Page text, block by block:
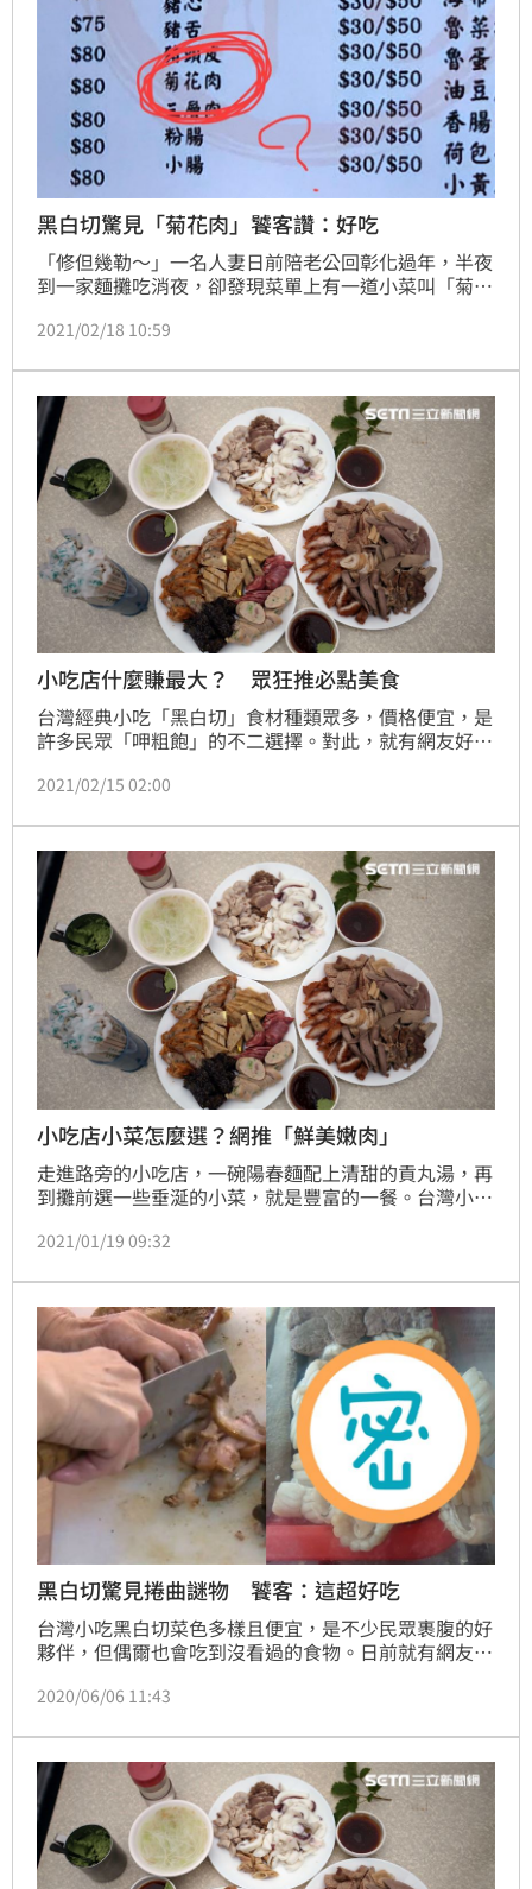
黑白切驚見「菊花肉」饕客讚：好吃
「修但幾勒～」一名人妻日前陪老公回彰化過年，半夜
到一家麵攤吃消夜，卻發現菜單上有一道小菜叫「菊花
出饕客回答，這是豬的某個部位，還加碼解惑「老鼠
2021/02/18 10:59
小吃店什麼賺最大？ 眾狂推必點美食
台灣經典小吃「黑白切」食材種類眾多，價格便宜，是
許多民眾「呷粗飽」的不二選擇。對此，就有網友好
議。
2021/02/15 02:00
小吃店小菜怎麼選？網推「鮮美嫩肉」
走進路旁的小吃店，一碗陽春麵配上清甜的貢丸湯，再
到攤前選一些垂涎的小菜，就是豐富的一餐。台灣小吃
層層都有不同的驚喜，光是豬肉的部位就不勝枚舉，例
位怎麼選比較好？貼文一出，引發熱議。
2021/01/19 09:32
黑白切驚見捲曲謎物 饕客：這超好吃
台灣小吃黑白切菜色多樣且便宜，是不少民眾裹腹的好
夥伴，但偶爾也會吃到沒看過的食物。日前就有網友至
起來又不像花枝，讓他好奇詢問此為何物，照片曝光
2020/06/06 11:43